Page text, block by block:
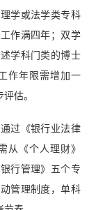
学或法学类专科
作满四年；双学
学科门类的博士
作年限需增加一
估。
过《银行业法律
从《个人理财》
行管理》五个专
管理制度，单科